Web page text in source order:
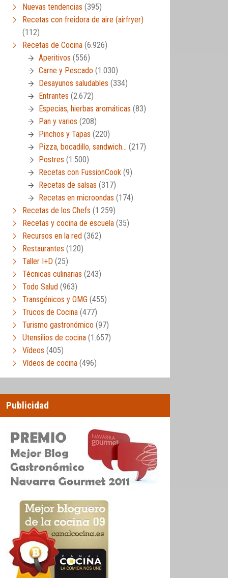
Nuevas tendencias (395)
Recetas con freidora de aire (airfryer)
(112)
Recetas de Cocina (6.926)
Aperitivos (556)
Carne y Pescado (1.030)
Desayunos saludables (334)
Entrantes (2.672)
Especias, hierbas aromáticas (83)
Pan y varios (208)
Pinchos y Tapas (220)
Pizza, bocadillo, sandwich… (217)
Postres (1.500)
Recetas con FussionCook (9)
Recetas de salsas (317)
Recetas en microondas (174)
Recetas de los Chefs (1.259)
Recetas y cocina de escuela (35)
Recursos en la red (362)
Restaurantes (120)
Taller I+D (25)
Técnicas culinarias (243)
Todo Salud (963)
Transgénicos y OMG (455)
Trucos de Cocina (477)
Turismo gastronómico (97)
Utensilios de cocina (1.657)
Vídeos (405)
Vídeos de cocina (496)
Publicidad